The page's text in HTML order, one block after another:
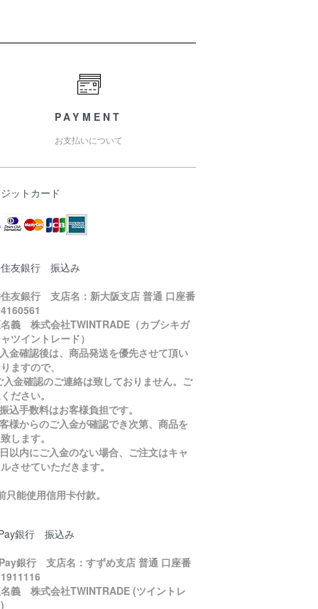
PAYMENT
お支払いについて
ットカード
住友銀行 振込み
友銀行 支店名：新大阪支店 普通 口座番
義 株式会社TWINTRADE（カブシキガ
ツイントレード）
金確認後は、商品発送を優先させて頂い
ますので、
金確認のご連絡は致しておりません。ご
ださい。
込手数料はお客様負担です。
様からのご入金が確認でき次第、商品を
します。
以内にご入金のない場合、ご注文はキャ
させていただきます。
只能使用信用卡付款。
銀行 振込み
銀行 支店名：すずめ支店 普通 口座番
義 株式会社TWINTRADE (ツイントレ